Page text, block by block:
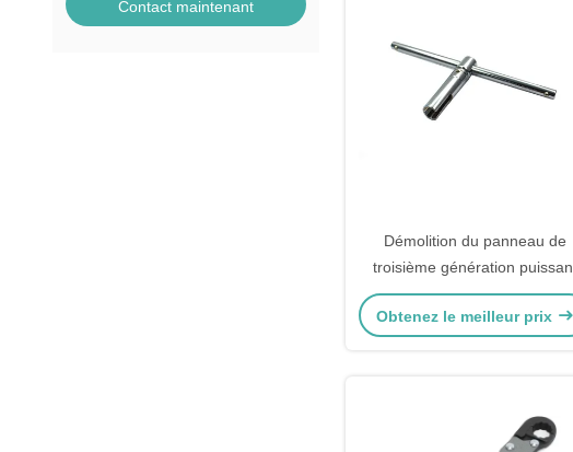
Contact maintenant
Démolition du panneau de
troisième génération puissant
dispositif de verrouillage
universel de torsion outil de
Obtenez le meilleur prix